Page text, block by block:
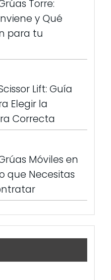
Torre:
y Qué
para tu
Lift: Guía
Elegir la
Correcta
Móviles en
que Necesitas